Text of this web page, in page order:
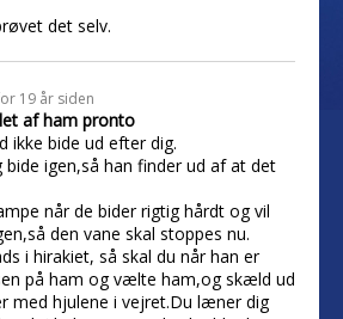
det selv.
19 år siden
af ham pronto
ikke bide ud efter dig.
bide igen,så han finder ud af at det
når de bider rigtig hårdt og vil
den vane skal stoppes nu.
i hirakiet, så skal du når han er
på ham og vælte ham,og skæld ud
med hjulene i vejret.Du læner dig